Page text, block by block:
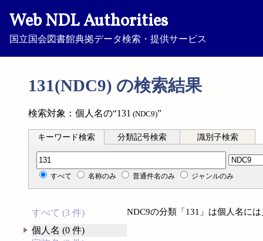
Web NDL Authorities
国立国会図書館典拠データ検索・提供サービス
131(NDC9) の検索結果
検索対象：個人名の“131 (NDC9)”
キーワード検索 分類記号検索 識別子検索
分類記号検索
すべて 名称のみ 普通件名のみ ジャンルのみ
すべて (3 件)
個人名 (0 件)
NDC9の分類「131」は個人名に